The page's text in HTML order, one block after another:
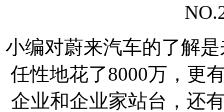
小编对蔚来汽车的了解
任性地花了8000万，更
企业和企业家站台，还